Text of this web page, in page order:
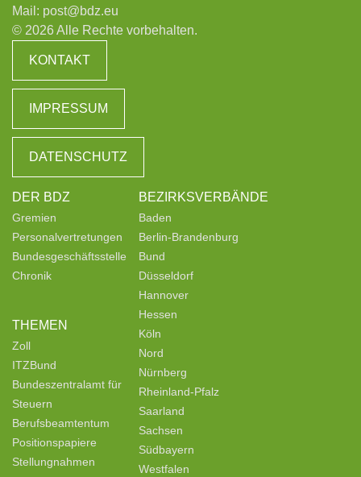
Mail: post@bdz.eu
© 2026 Alle Rechte vorbehalten.
KONTAKT
IMPRESSUM
DATENSCHUTZ
DER BDZ
Gremien
Personalvertretungen
Bundesgeschäftsstelle
Chronik
THEMEN
Zoll
ITZBund
Bundeszentralamt für
Steuern
Berufsbeamtentum
Positionspapiere
Stellungnahmen
BEZIRKSVERBÄNDE
Baden
Berlin-Brandenburg
Bund
Düsseldorf
Hannover
Hessen
Köln
Nord
Nürnberg
Rheinland-Pfalz
Saarland
Sachsen
Südbayern
Westfalen